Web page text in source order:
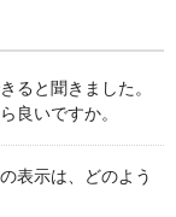
ると聞きました。
良いですか。
表示は、どのよう